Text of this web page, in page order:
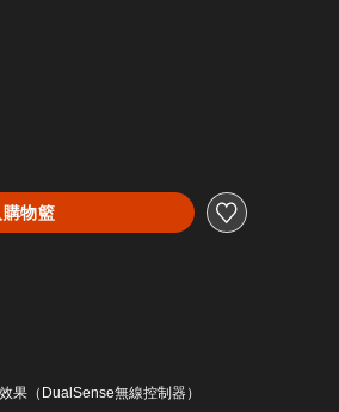
購物籃
果（DualSense無線控制器）